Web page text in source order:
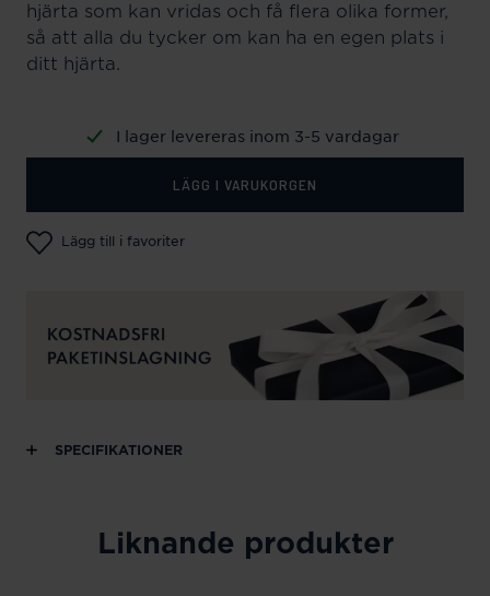
hjärta som kan vridas och få flera olika former,
så att alla du tycker om kan ha en egen plats i
ditt hjärta.
I lager levereras inom 3-5 vardagar
LÄGG I VARUKORGEN
Lägg till i favoriter
SPECIFIKATIONER
Liknande produkter